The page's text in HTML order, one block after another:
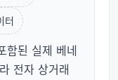
터
함된 실제 베네
전자 상거래